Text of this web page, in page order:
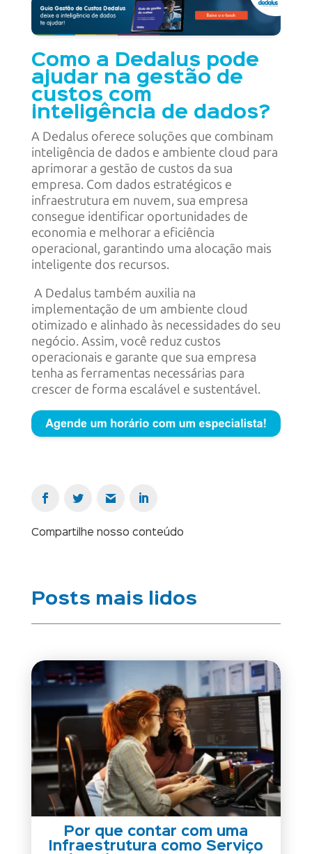
Como a Dedalus pode
ajudar na gestão de
custos com
inteligência de dados?
A Dedalus oferece soluções que combinam
inteligência de dados e ambiente cloud para
aprimorar a gestão de custos da sua
empresa. Com dados estratégicos e
infraestrutura em nuvem, sua empresa
consegue identificar oportunidades de
economia e melhorar a eficiência
operacional, garantindo uma alocação mais
inteligente dos recursos.
A Dedalus também auxilia na
implementação de um ambiente cloud
otimizado e alinhado às necessidades do seu
negócio. Assim, você reduz custos
operacionais e garante que sua empresa
tenha as ferramentas necessárias para
crescer de forma escalável e sustentável.
Compartilhe nosso conteúdo
Posts mais lidos
Por que contar com uma
Infraestrutura como Serviço